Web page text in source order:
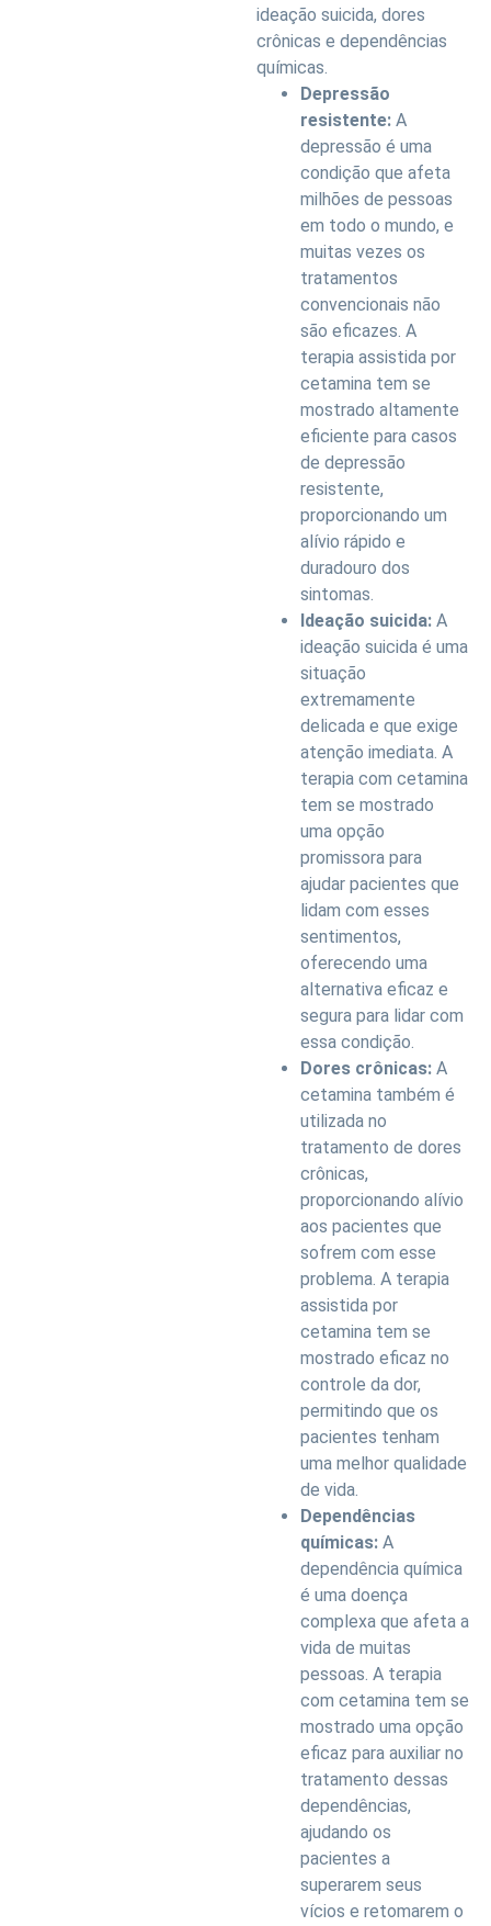
ideação suicida, dores
crônicas e dependências
químicas.
Depressão
resistente: A
depressão é uma
condição que afeta
milhões de pessoas
em todo o mundo, e
muitas vezes os
tratamentos
convencionais não
são eficazes. A
terapia assistida por
cetamina tem se
mostrado altamente
eficiente para casos
de depressão
resistente,
proporcionando um
alívio rápido e
duradouro dos
sintomas.
Ideação suicida: A
ideação suicida é uma
situação
extremamente
delicada e que exige
atenção imediata. A
terapia com cetamina
tem se mostrado
uma opção
promissora para
ajudar pacientes que
lidam com esses
sentimentos,
oferecendo uma
alternativa eficaz e
segura para lidar com
essa condição.
Dores crônicas: A
cetamina também é
utilizada no
tratamento de dores
crônicas,
proporcionando alívio
aos pacientes que
sofrem com esse
problema. A terapia
assistida por
cetamina tem se
mostrado eficaz no
controle da dor,
permitindo que os
pacientes tenham
uma melhor qualidade
de vida.
Dependências
químicas: A
dependência química
é uma doença
complexa que afeta a
vida de muitas
pessoas. A terapia
com cetamina tem se
mostrado uma opção
eficaz para auxiliar no
tratamento dessas
dependências,
ajudando os
pacientes a
superarem seus
vícios e retomarem o